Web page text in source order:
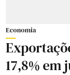
Economia
17,8% em